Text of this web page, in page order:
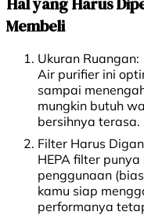
Membeli
Ukuran Ruangan:
Air purifier ini
sampai
mungkin butuh
bersihnya terasa.
Filter Harus
HEPA filter
penggunaan
kamu siap
performanya